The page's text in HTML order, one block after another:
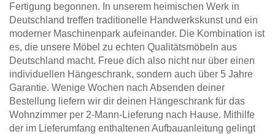
Fertigung begonnen. In unserem heimischen Werk in
Deutschland treffen traditionelle Handwerkskunst und ein
moderner Maschinenpark aufeinander. Die Kombination ist
es, die unsere Möbel zu echten Qualitätsmöbeln aus
Deutschland macht. Freue dich also nicht nur über einen
individuellen Hängeschrank, sondern auch über 5 Jahre
Garantie. Wenige Wochen nach Absenden deiner
Bestellung liefern wir dir deinen Hängeschrank für das
Wohnzimmer per 2-Mann-Lieferung nach Hause. Mithilfe
der im Lieferumfang enthaltenen Aufbauanleitung gelingt